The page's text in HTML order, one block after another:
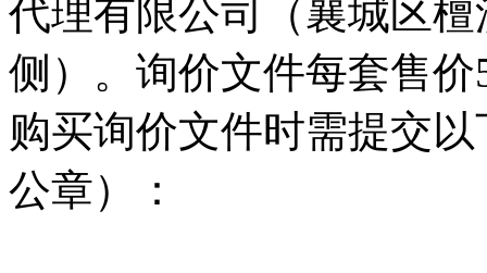
代理有限公司（襄城区
侧）。询价文件每套售
购买询价文件时需提交
公章）：